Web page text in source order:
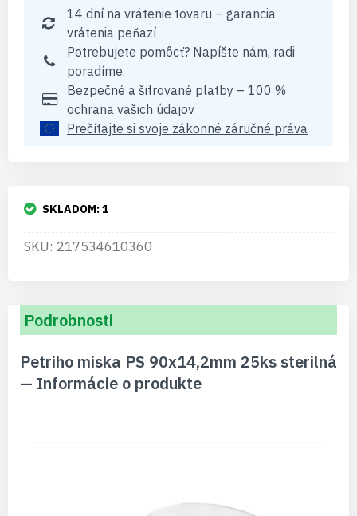
14 dní na vrátenie tovaru – garancia
vrátenia peňazí
Potrebujete pomôcť? Napíšte nám, radi
poradíme.
Bezpečné a šifrované platby – 100 %
ochrana vašich údajov
Prečítajte si svoje zákonné záručné práva
SKLADOM:1
SKU: 217534610360
Podrobnosti
Petriho miska PS 90x14,2mm 25ks sterilná
— Informácie o produkte